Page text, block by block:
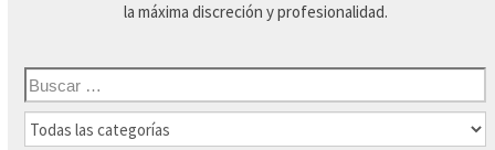
la máxima discreción y profesionalidad.